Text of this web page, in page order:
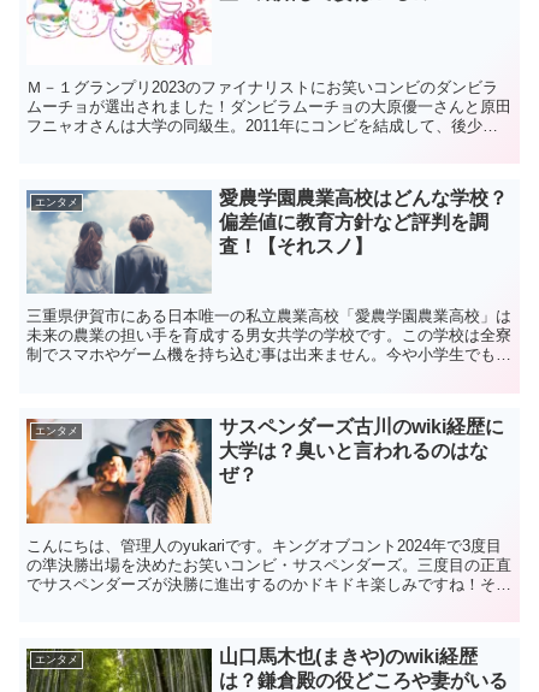
Ｍ－１グランプリ2023のファイナリストにお笑いコンビのダンビラ
ムーチョが選出されました！ダンビラムーチョの大原優一さんと原田
フニャオさんは大学の同級生。2011年にコンビを結成して、後少し
エンタメ
愛農学園農業高校はどんな学校？
偏差値に教育方針など評判を調
査！【それスノ】
三重県伊賀市にある日本唯一の私立農業高校「愛農学園農業高校」は
未来の農業の担い手を育成する男女共学の学校です。この学校は全寮
制でスマホやゲーム機を持ち込む事は出来ません。今や小学生でも携
エンタメ
サスペンダーズ古川のwiki経歴に
大学は？臭いと言われるのはな
ぜ？
こんにちは、管理人のyukariです。キングオブコント2024年で3度目
の準決勝出場を決めたお笑いコンビ・サスペンダーズ。三度目の正直
でサスペンダーズが決勝に進出するのかドキドキ楽しみですね！その
エンタメ
山口馬木也(まきや)のwiki経歴
は？鎌倉殿の役どころや妻がいる